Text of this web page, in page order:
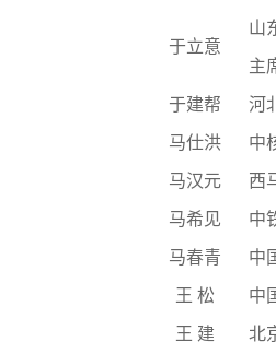
于立意
山
主
于建帮 河
马仕洪 中
马汉元 西
马希见 中
马春青 中
王 松 中
王 建 北